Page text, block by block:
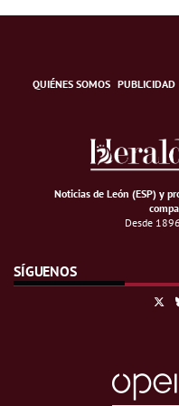
QUIÉNES SOMOS PUBLICIDAD
Noticias de León (ESP) y
Desde
SÍGUENOS